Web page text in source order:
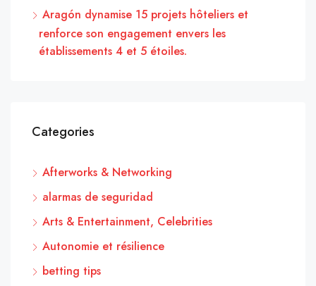
Aragón dynamise 15 projets hôteliers et
renforce son engagement envers les
établissements 4 et 5 étoiles.
Categories
Afterworks & Networking
alarmas de seguridad
Arts & Entertainment, Celebrities
Autonomie et résilience
betting tips